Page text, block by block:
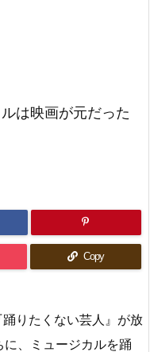
は映画が元だった
Copy
りたくない芸人』が放
、ミュージカルを踊